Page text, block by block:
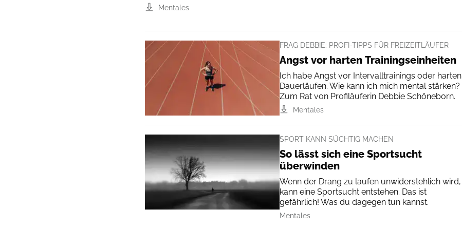
Mentales
FRAG DEBBIE: PROFI-TIPPS FÜR FREIZEITLÄUFER
Angst vor harten Trainingseinheiten
Ich habe Angst vor Intervalltrainings oder harten
Dauerläufen. Wie kann ich mich mental stärken?
Zum Rat von Profiläuferin Debbie Schöneborn.
Mentales
SPORT KANN SÜCHTIG MACHEN
So lässt sich eine Sportsucht
überwinden
Wenn der Drang zu laufen unwiderstehlich wird,
kann eine Sportsucht entstehen. Das ist
gefährlich! Was du dagegen tun kannst.
Mentales